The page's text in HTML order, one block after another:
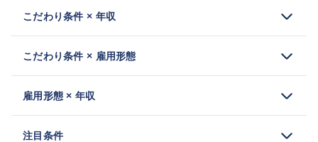
こだわり条件 × 年収
こだわり条件 × 雇用形態
雇用形態 × 年収
注目条件